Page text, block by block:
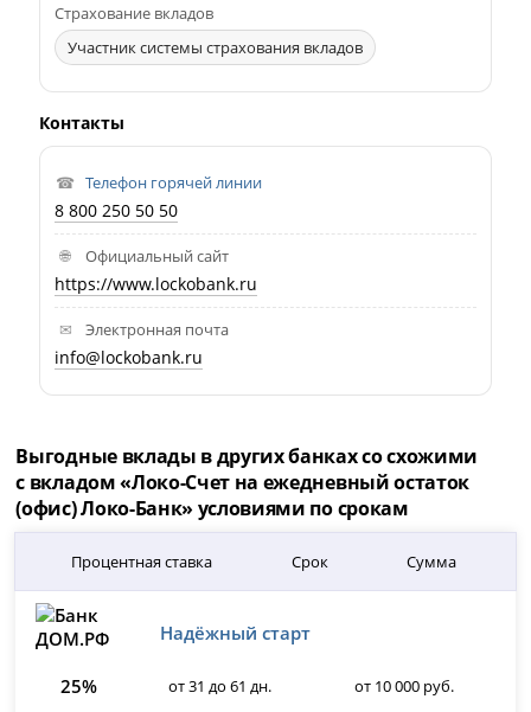
Страхование вкладов
Участник системы страхования вкладов
Контакты
Телефон горячей линии
8 800 250 50 50
Официальный сайт
https://www.lockobank.ru
Электронная почта
info@lockobank.ru
Выгодные вклады в других банках со схожими
с вкладом «Локо-Счет на ежедневный остаток
(офис) Локо-Банк» условиями по срокам
Процентная ставка Срок Сумма
Надёжный старт
25% от 31 до 61 дн. от 10 000 руб.